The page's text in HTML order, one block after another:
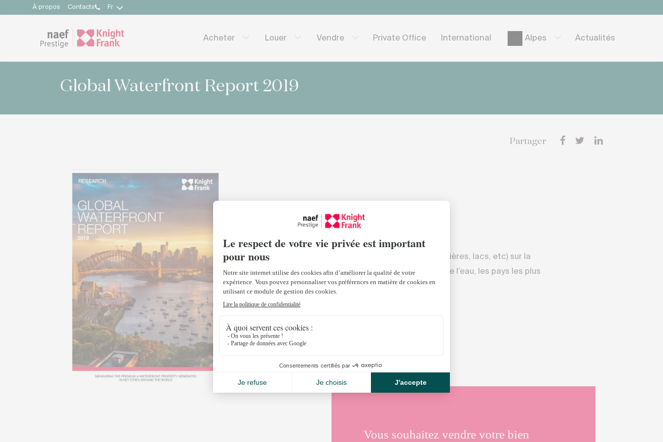
À propos Contacts Fr
Acheter Louer Vendre Private Office International Alpes Actualités
Global Waterfront Report 2019
Partager
Découvrez l’impact du type de waterfront (plages, rivières, lacs, etc) sur la
demande de biens immobiliers d’exception au bord de l’eau, les pays les plus
demandeurs et bien plus encore !
Lire le rapport
Vous souhaitez vendre votre bien